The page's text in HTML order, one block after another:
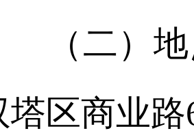
二）地
塔区商业路